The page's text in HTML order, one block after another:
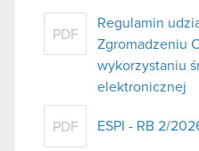
PDF
Regulamin
Zgromadzeniu
wykorzystaniu
elektronicznej
PDF ESPI - RB 2/